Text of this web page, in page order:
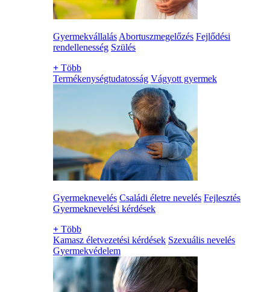
Gyermekvállalás Abortuszmegelőzés Fejlődési
rendellenesség Szülés
+ Több
Termékenységtudatosság Vágyott gyermek
Gyermeknevelés Családi életre nevelés Fejlesztés
Gyermeknevelési kérdések
+ Több
Kamasz életvezetési kérdések Szexuális nevelés
Gyermekvédelem